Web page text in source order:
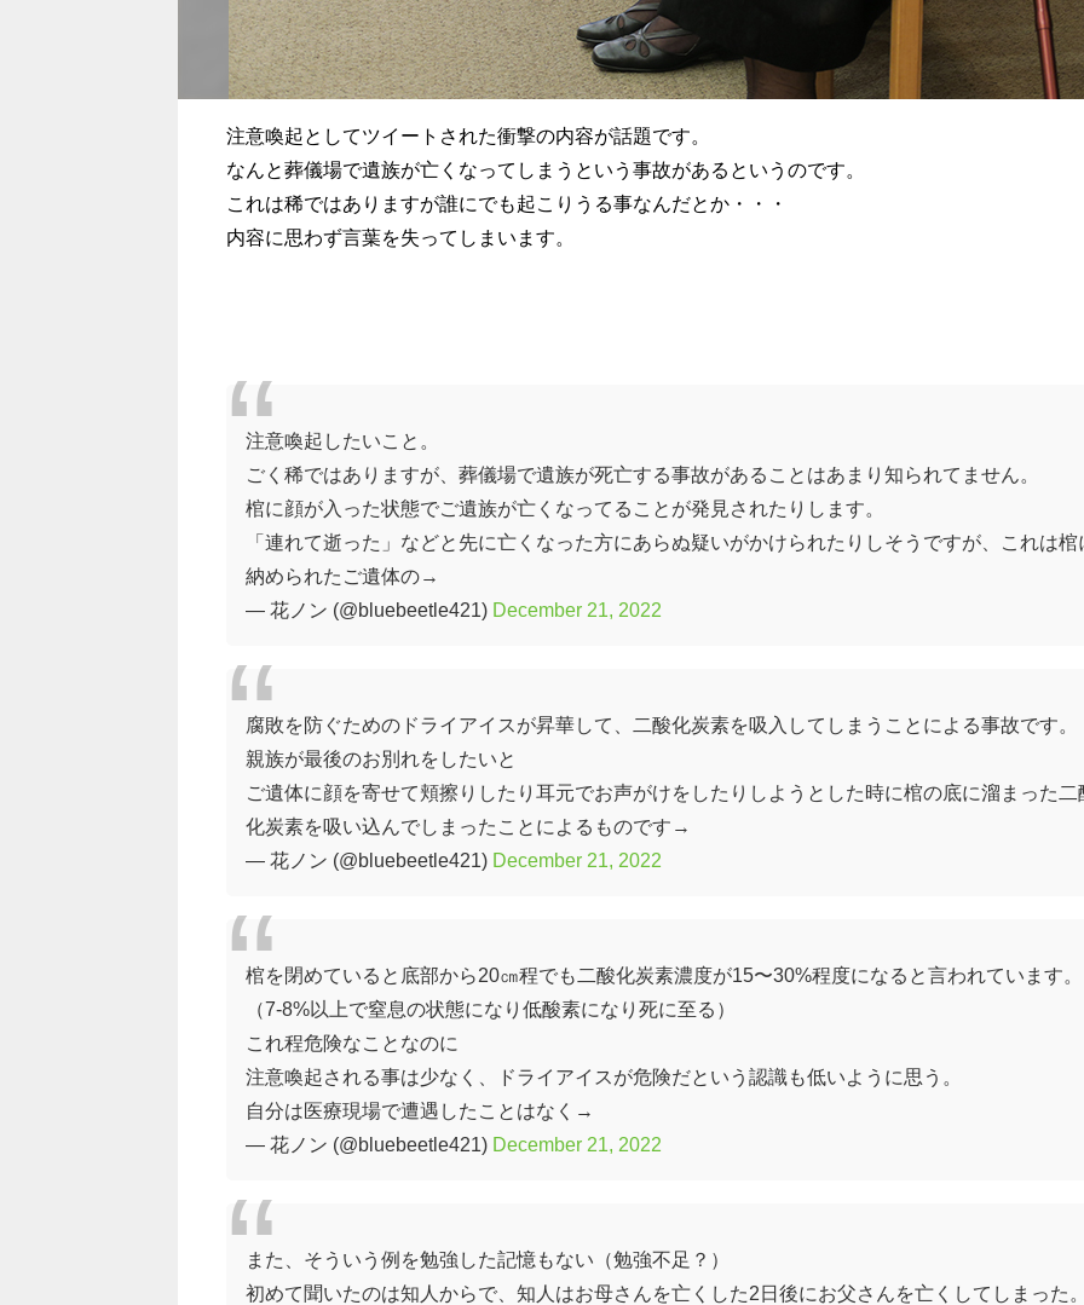
注意喚起としてツイートされた衝撃の内容が話題です。
なんと葬儀場で遺族が亡くなってしまうという事故があるというのです。
これは稀ではありますが誰にでも起こりうる事なんだとか・・・
内容に思わず言葉を失ってしまいます。
注意喚起したいこと。
ごく稀ではありますが、葬儀場で遺族が死亡する事故があることはあまり知られてません。
棺に顔が入った状態でご遺族が亡くなってることが発見されたりします。
「連れて逝った」などと先に亡くなった方にあらぬ疑いがかけられたりしそうですが、これは棺
納められたご遺体の→
— 花ノン (@bluebeetle421) December 21, 2022
腐敗を防ぐためのドライアイスが昇華して、二酸化炭素を吸入してしまうことによる事故です。
親族が最後のお別れをしたいと
ご遺体に顔を寄せて頬擦りしたり耳元でお声がけをしたりしようとした時に棺の底に溜まった二
化炭素を吸い込んでしまったことによるものです→
— 花ノン (@bluebeetle421) December 21, 2022
棺を閉めていると底部から20㎝程でも二酸化炭素濃度が15〜30%程度になると言われています。
（7-8%以上で窒息の状態になり低酸素になり死に至る）
これ程危険なことなのに
注意喚起される事は少なく、ドライアイスが危険だという認識も低いように思う。
自分は医療現場で遭遇したことはなく→
— 花ノン (@bluebeetle421) December 21, 2022
また、そういう例を勉強した記憶もない（勉強不足？）
初めて聞いたのは知人からで、知人はお母さんを亡くした2日後にお父さんを亡くしてしまった